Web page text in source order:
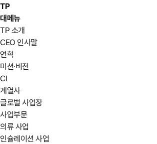
TP
대메뉴
TP 소개
CEO 인사말
연혁
미션·비전
CI
계열사
글로벌 사업장
사업부문
의류 사업
인슐레이션 사업